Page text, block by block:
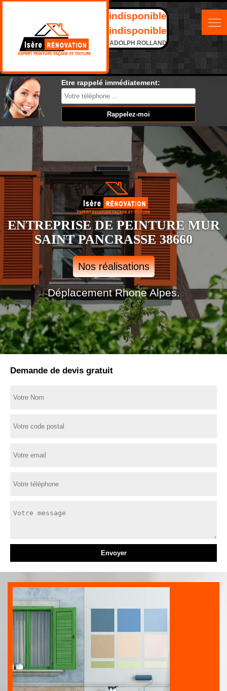
indisponible
indisponible
ADOLPH ROLLAND
Etre rappelé immédiatement:
ENTREPRISE DE PEINTURE MUR
SAINT PANCRASSE 38660
Nos réalisations
Déplacement Rhone Alpes.
Demande de devis gratuit